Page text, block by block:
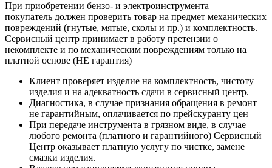
При приобретении бензо- и электроинструмента
покупатель должен проверить товар на предмет механических
повреждений (гнутые, мятые, сколы и пр.) и комплектность.
Сервисный центр принимает в работу претензии о
некомплекте и по механическим повреждениям только на
платной основе (НЕ гарантия)
Клиент проверяет изделие на комплектность, чистоту
изделия и на адекватность сдачи в сервисный центр.
Диагностика, в случае признания обращения в ремонт
не гарантийным, оплачивается по прейскуранту цен
При передаче инструмента в грязном виде, в случае
любого ремонта (платного и гарантийного) Сервисный
Центр оказывает платную услугу по чистке, замене
смазки изделия.